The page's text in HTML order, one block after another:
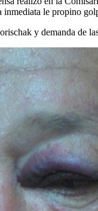
le propino
y demanda de